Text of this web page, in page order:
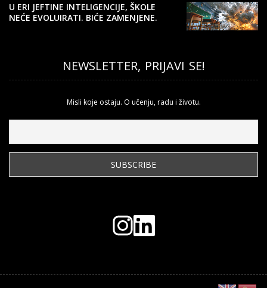
U ERI JEFTINE INTELIGENCIJE, ŠKOLE
NEĆE EVOLUIRATI. BIĆE ZAMENJENE.
NEWSLETTER, PRIJAVI SE!
Misli koje ostaju. O učenju, radu i životu.